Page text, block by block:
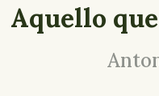
Aquello que